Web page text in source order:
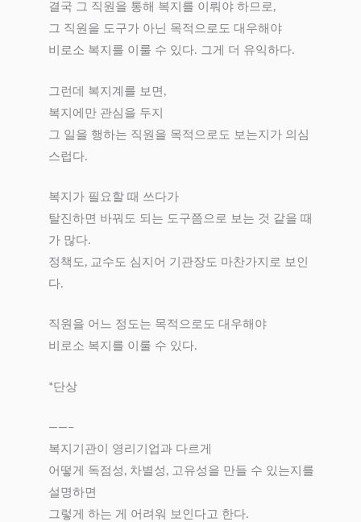
결국 그 직원을 통해 복지를 이뤄야 하므로,
그 직원을 도구가 아닌 목적으로도 대우해야
비로소 복지를 이룰 수 있다. 그게 더 유익하다.
그런데 복지계를 보면,
복지에만 관심을 두지
그 일을 행하는 직원을 목적으로도 보는지가 의심
스럽다.
복지가 필요할 때 쓰다가
탈진하면 바꿔도 되는 도구쯤으로 보는 것 같을 때
가 많다.
정책도, 교수도 심지어 기관장도 마찬가지로 보인
다.
직원을 어느 정도는 목적으로도 대우해야
비로소 복지를 이룰 수 있다.
*단상
——–
복지기관이 영리기업과 다르게
어떻게 독점성, 차별성, 고유성을 만들 수 있는지를
설명하면
그렇게 하는 게 어려워 보인다고 한다.